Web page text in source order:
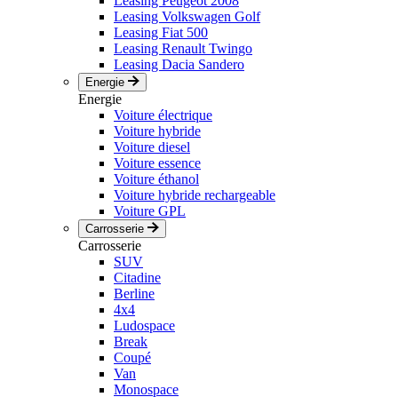
Leasing Volkswagen Golf
Leasing Fiat 500
Leasing Renault Twingo
Leasing Dacia Sandero
Energie
Energie
Voiture électrique
Voiture hybride
Voiture diesel
Voiture essence
Voiture éthanol
Voiture hybride rechargeable
Voiture GPL
Carrosserie
Carrosserie
SUV
Citadine
Berline
4x4
Ludospace
Break
Coupé
Van
Monospace